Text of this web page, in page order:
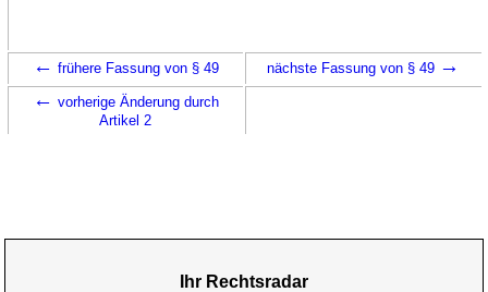
← frühere Fassung von § 49 nächste Fassung von § 49 →
← vorherige Änderung durch
Artikel 2
Ihr Rechtsradar